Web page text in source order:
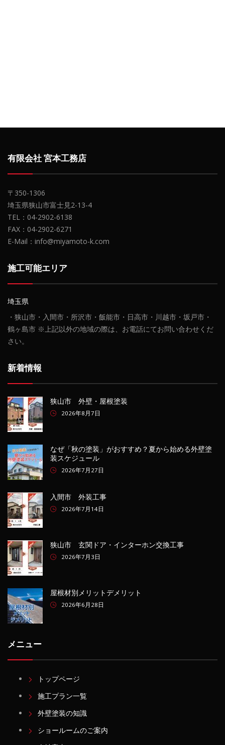
有限会社 宮本工務店
〒350-1306
埼玉県狭山市富士見2-13-4
TEL：04-2902-6138
FAX：04-2902-6271
E-Mail：info@miyamoto-k.com
施工可能エリア
埼玉県
・狭山市・入間市・所沢市・飯能市・日高市・川越市・坂戸市・
鶴ヶ島市 ※上記以外の地域の際は、お電話にてお問い合わせくだ
さい。
新着情報
狭山市 外壁・屋根塗装
2026年8月7日
なぜ「秋の塗装」がおすすめ？夏から始める外壁塗
装スケジュール
2026年7月27日
入間市 外装工事
2026年7月14日
狭山市 玄関ドア・インターホン交換工事
2026年7月3日
屋根材別メリットデメリット
2026年6月28日
メニュー
トップページ
施工プラン一覧
外壁塗装の知識
ショールームのご案内